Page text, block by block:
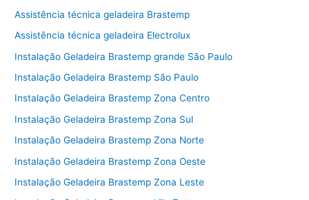
Assistência técnica geladeira Brastemp
Assistência técnica geladeira Electrolux
Instalação Geladeira Brastemp grande São Paulo
Instalação Geladeira Brastemp São Paulo
Instalação Geladeira Brastemp Zona Centro
Instalação Geladeira Brastemp Zona Sul
Instalação Geladeira Brastemp Zona Norte
Instalação Geladeira Brastemp Zona Oeste
Instalação Geladeira Brastemp Zona Leste